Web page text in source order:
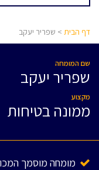
דף הבית > שפריר יעקב
שם המומחה
שפריר יעקב
מקצוע
ממונה בטיחות
מומחה מוסמך